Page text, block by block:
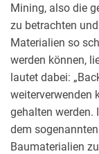
Mining, also die
zu betrachten
Materialien so
werden können,
lautet dabei:
weiterverwenden
gehalten werden.
dem
Baumaterialien